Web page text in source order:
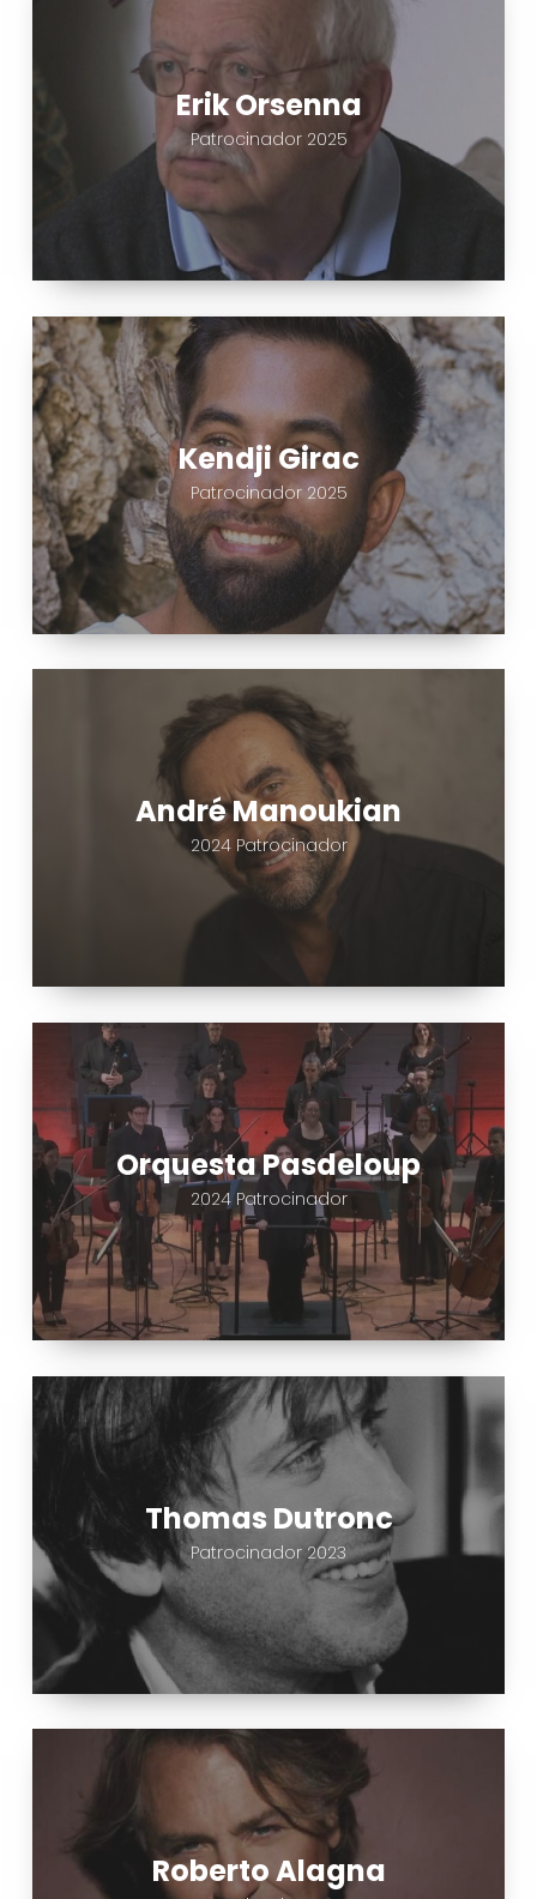
Erik Orsenna
Patrocinador 2025
Kendji Girac
Patrocinador 2025
Kendji
Girac
André Manoukian
2024 Patrocinador
Orquesta Pasdeloup
2024 Patrocinador
Orquesta
Pasdeloup
Thomas Dutronc
Patrocinador 2023
Thomas
Dutronc
Roberto Alagna